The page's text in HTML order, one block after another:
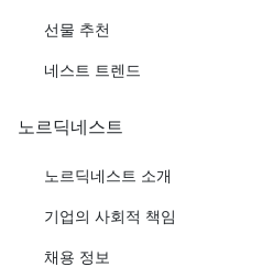
선물 추천
네스트 트렌드
노르딕네스트
노르딕네스트 소개
기업의 사회적 책임
채용 정보